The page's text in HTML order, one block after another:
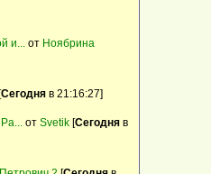
цыплята
ремонт в
и... от Ноябрина
Сегодня в 21:16:27]
от Svetik [Сегодня в